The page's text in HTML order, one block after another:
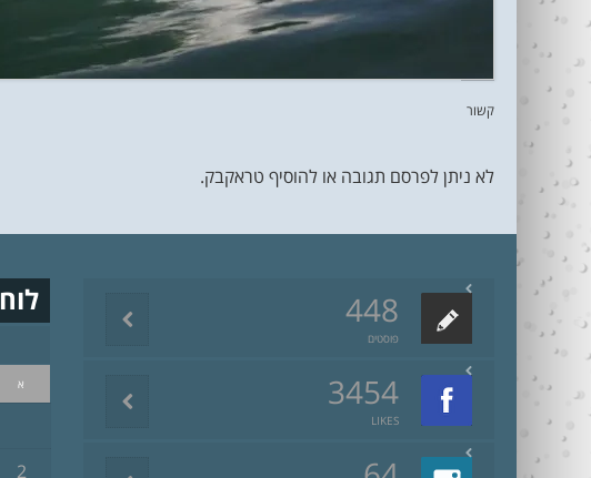
קשור
לא ניתן לפרסם תגובה או להוסיף טראקבק.
448
פוסטים
3454
LIKES
א
2